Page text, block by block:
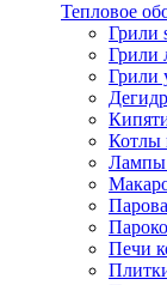
Тепловое
Грили
Грили
Грили
Котлы
Лампы
Печи